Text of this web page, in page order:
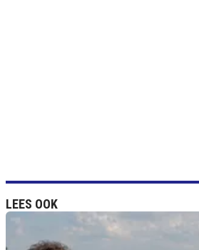
LEES OOK